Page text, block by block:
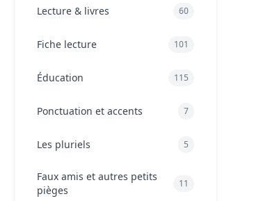
Lecture & livres 60
Fiche lecture 101
Éducation 115
Ponctuation et accents 7
Les pluriels 5
Faux amis et autres petits
pièges
11